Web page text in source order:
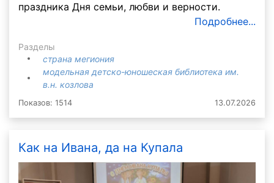
праздника Дня семьи, любви и верности.
Подробнее...
Разделы
страна мегиония
модельная детско-юношеская библиотека им.
в.н. козлова
Показов: 1514 13.07.2026
Как на Ивана, да на Купала